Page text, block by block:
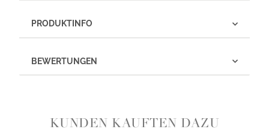
PRODUKTINFO
BEWERTUNGEN
KUNDEN KAUFTEN DAZU